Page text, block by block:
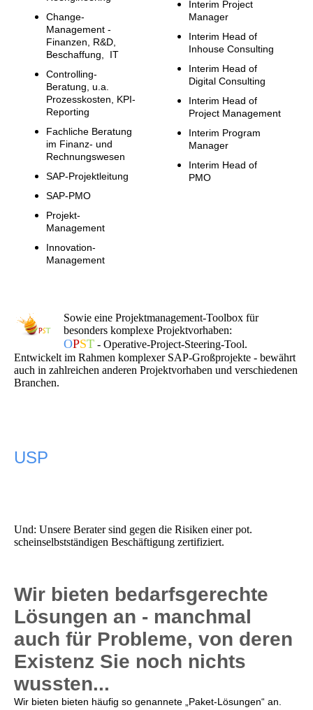
Change-
Management -
Finanzen, R&D,
Beschaffung, IT
Controlling-
Beratung, u.a.
Prozesskosten, KPI-
Reporting
Fachliche Beratung
im Finanz- und
Rechnungswesen
SAP-Projektleitung
SAP-PMO
Projekt-
Management
Innovation-
Management
Interim Project
Manager
Interim Head of
Inhouse Consulting
Interim Head of
Digital Consulting
Interim Head of
Project Management
Interim Program
Manager
Interim Head of
PMO
Sowie eine Projektmanagement-Toolbox für
besonders komplexe Projektvorhaben:
OPST - Operative-Project-Steering-Tool.
Entwickelt im Rahmen komplexer SAP-Großprojekte - bewährt
auch in zahlreichen anderen Projektvorhaben und verschiedenen
Branchen.
USP
Und: Unsere Berater sind gegen die Risiken einer pot.
scheinselbstständigen Beschäftigung zertifiziert.
Wir bieten bedarfsgerechte
Lösungen an - manchmal
auch für Probleme, von deren
Existenz Sie noch nichts
wussten...
Wir bieten bieten häufig so genannete „Paket-Lösungen“ an.